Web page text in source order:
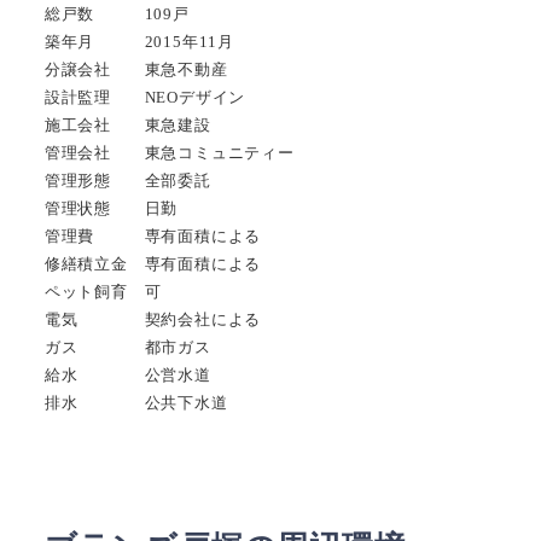
総戸数 109戸
築年月 2015年11月
分譲会社 東急不動産
設計監理 NEOデザイン
施工会社 東急建設
管理会社 東急コミュニティー
管理形態 全部委託
管理状態 日勤
管理費 専有面積による
修繕積立金 専有面積による
ペット飼育 可
電気 契約会社による
ガス 都市ガス
給水 公営水道
排水 公共下水道